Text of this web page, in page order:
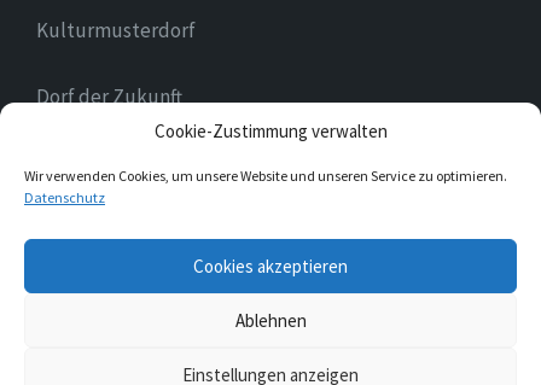
Cookie-Zustimmung verwalten
Wir verwenden Cookies, um unsere Website und unseren Service zu optimieren.
Datenschutz
Cookies akzeptieren
Ablehnen
Einstellungen anzeigen
Kulturmusterdorf
Dorf der Zukunft